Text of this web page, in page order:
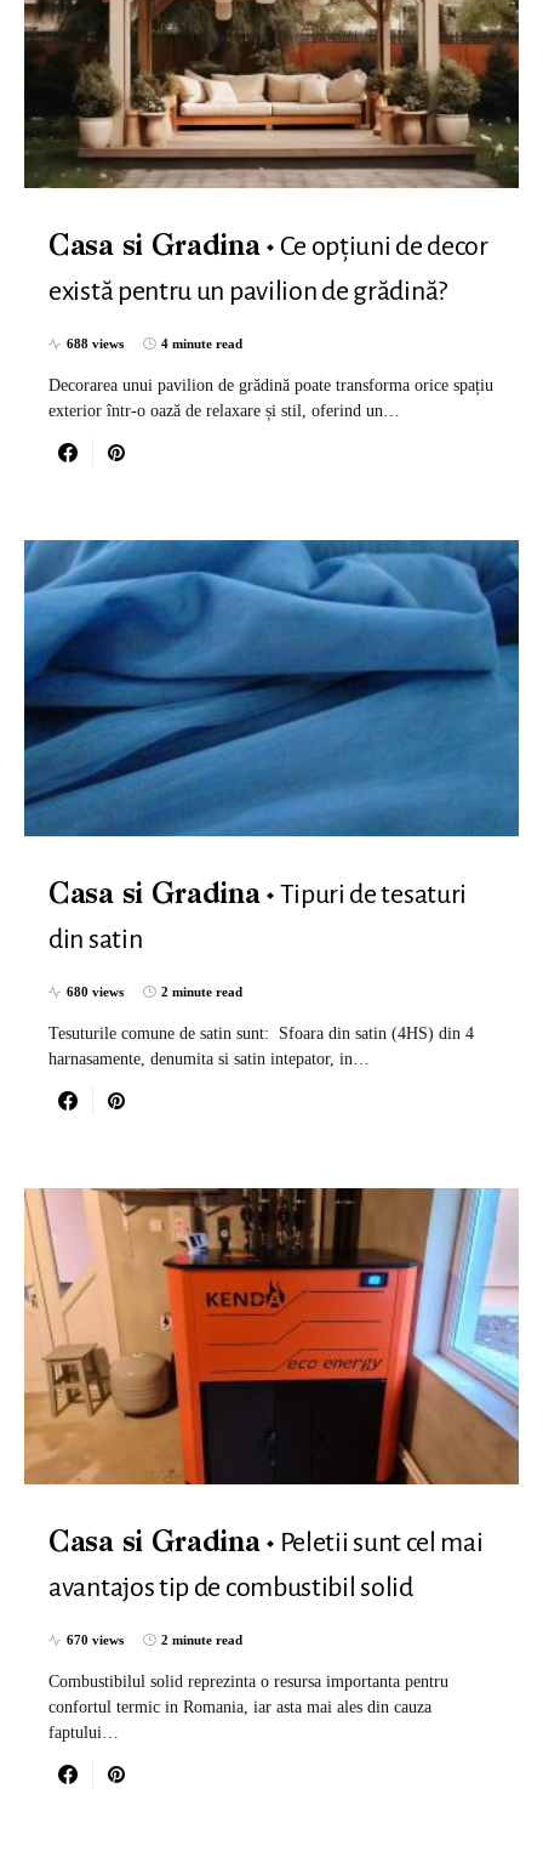
Casa si Gradina
Ce opțiuni de decor
există pentru un pavilion de grădină?
688 views 4 minute read
Decorarea unui pavilion de grădină poate transforma orice spațiu
exterior într-o oază de relaxare și stil, oferind un…
Casa si Gradina
Tipuri de tesaturi
din satin
680 views 2 minute read
Tesuturile comune de satin sunt: ​​ Sfoara din satin (4HS) din 4
harnasamente, denumita si satin intepator, in…
Casa si Gradina
Peletii sunt cel mai
avantajos tip de combustibil solid
670 views 2 minute read
Combustibilul solid reprezinta o resursa importanta pentru
confortul termic in Romania, iar asta mai ales din cauza
faptului…